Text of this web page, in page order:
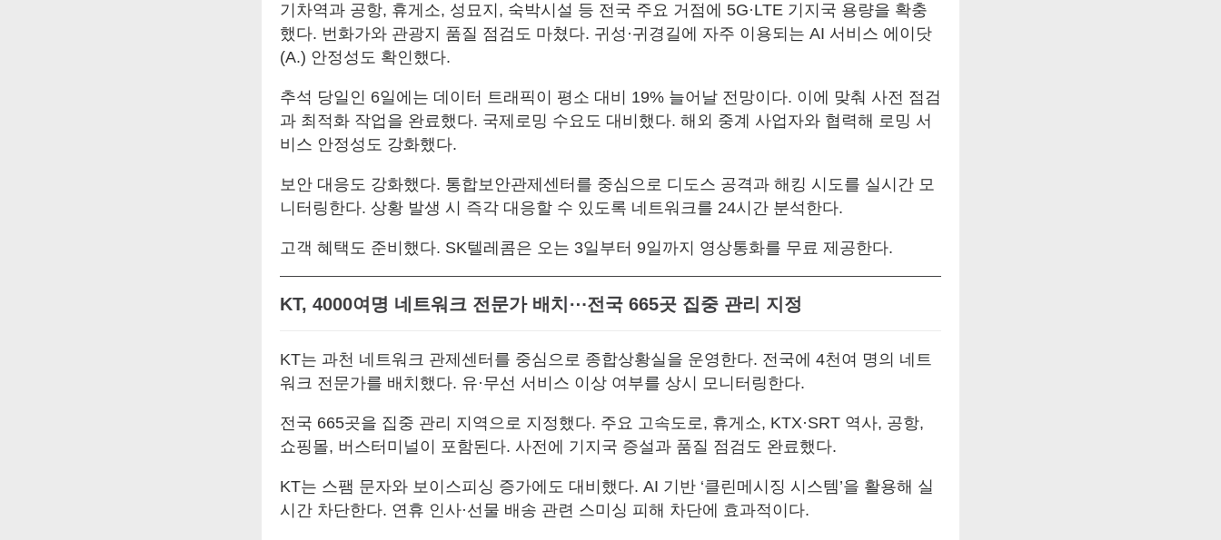
기차역과 공항, 휴게소, 성묘지, 숙박시설 등 전국 주요 거점에 5G·LTE 기지국 용량을 확충
했다. 번화가와 관광지 품질 점검도 마쳤다. 귀성·귀경길에 자주 이용되는 AI 서비스 에이닷
(A.) 안정성도 확인했다.
추석 당일인 6일에는 데이터 트래픽이 평소 대비 19% 늘어날 전망이다. 이에 맞춰 사전 점검
과 최적화 작업을 완료했다. 국제로밍 수요도 대비했다. 해외 중계 사업자와 협력해 로밍 서
비스 안정성도 강화했다.
보안 대응도 강화했다. 통합보안관제센터를 중심으로 디도스 공격과 해킹 시도를 실시간 모
니터링한다. 상황 발생 시 즉각 대응할 수 있도록 네트워크를 24시간 분석한다.
고객 혜택도 준비했다. SK텔레콤은 오는 3일부터 9일까지 영상통화를 무료 제공한다.
KT, 4000여명 네트워크 전문가 배치⋯전국 665곳 집중 관리 지정
KT는 과천 네트워크 관제센터를 중심으로 종합상황실을 운영한다. 전국에 4천여 명의 네트
워크 전문가를 배치했다. 유·무선 서비스 이상 여부를 상시 모니터링한다.
전국 665곳을 집중 관리 지역으로 지정했다. 주요 고속도로, 휴게소, KTX·SRT 역사, 공항,
쇼핑몰, 버스터미널이 포함된다. 사전에 기지국 증설과 품질 점검도 완료했다.
KT는 스팸 문자와 보이스피싱 증가에도 대비했다. AI 기반 ‘클린메시징 시스템’을 활용해 실
시간 차단한다. 연휴 인사·선물 배송 관련 스미싱 피해 차단에 효과적이다.